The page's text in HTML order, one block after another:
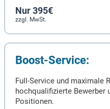
Nur 395€
zzgl. MwSt.
Boost-Service:
Full-Service und maximale
hochqualifizierte Bewerber
Positionen.